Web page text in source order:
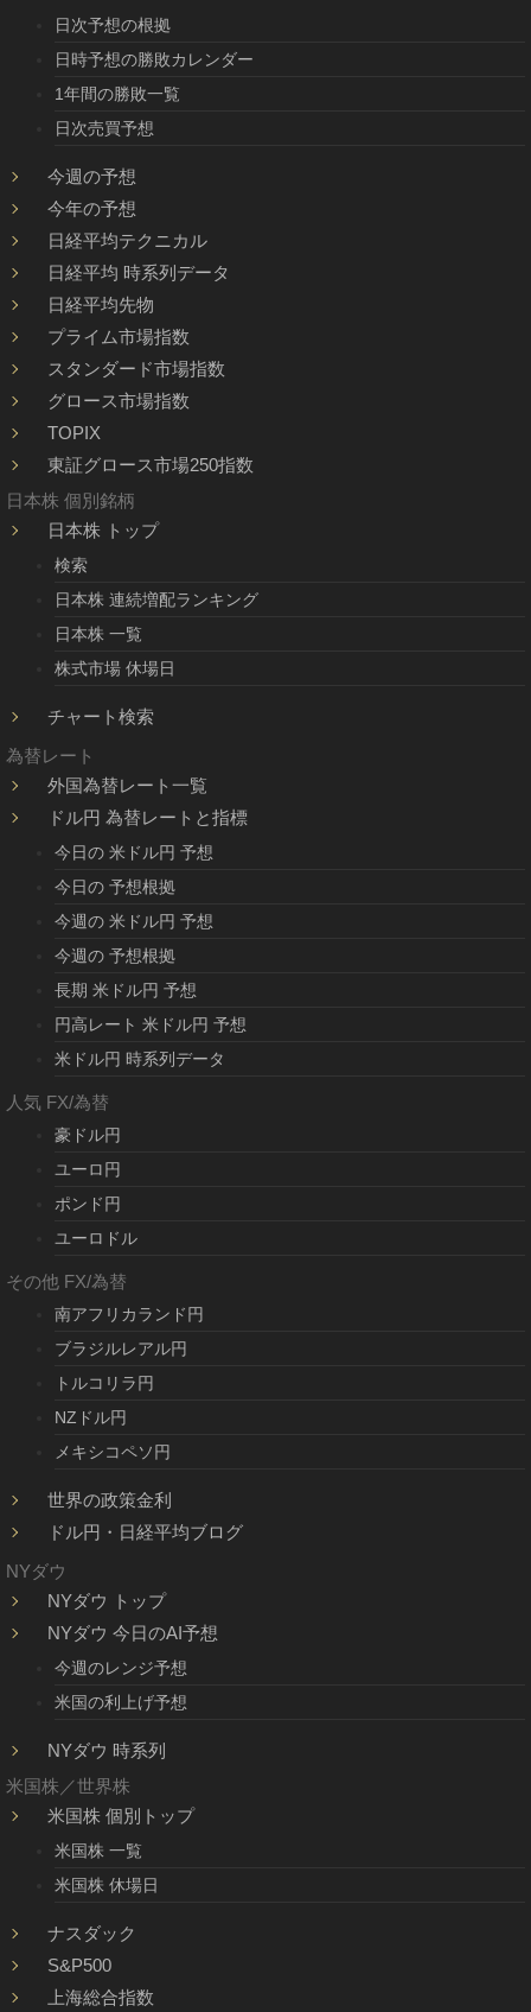
日次予想の根拠
日時予想の勝敗カレンダー
1年間の勝敗一覧
日次売買予想
今週の予想
今年の予想
日経平均テクニカル
日経平均 時系列データ
日経平均先物
プライム市場指数
スタンダード市場指数
グロース市場指数
TOPIX
東証グロース市場250指数
日本株 個別銘柄
日本株 トップ
検索
日本株 連続増配ランキング
日本株 一覧
株式市場 休場日
チャート検索
為替レート
外国為替レート一覧
ドル円 為替レートと指標
今日の 米ドル円 予想
今日の 予想根拠
今週の 米ドル円 予想
今週の 予想根拠
長期 米ドル円 予想
円高レート 米ドル円 予想
米ドル円 時系列データ
人気 FX/為替
豪ドル円
ユーロ円
ポンド円
ユーロドル
その他 FX/為替
南アフリカランド円
ブラジルレアル円
トルコリラ円
NZドル円
メキシコペソ円
世界の政策金利
ドル円・日経平均ブログ
NYダウ
NYダウ トップ
NYダウ 今日のAI予想
今週のレンジ予想
米国の利上げ予想
NYダウ 時系列
米国株／世界株
米国株 個別トップ
米国株 一覧
米国株 休場日
ナスダック
S&P500
上海総合指数